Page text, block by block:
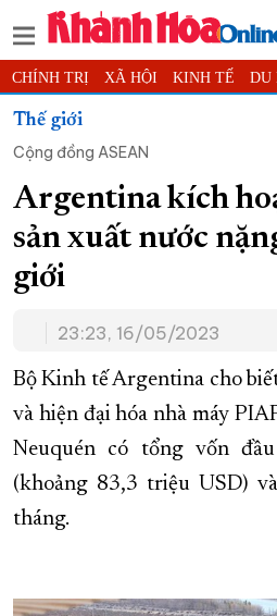
CHÍNH TRỊ XÃ HỘI KINH TẾ DU
THỂ THAO
KHOA HỌC - CÔNG NGHỆ
THẾ GIỚI MULTIMEDIA VIDEO
PODCAST THÔNG TIN - QUẢNG CÁO
QUY HOẠCH TỈNH KHÁNH HÒA
CHUNG TAY CẢI CÁCH HÀNH CHÍNH
XÂY DỰNG NÔNG THÔN MỚI LỊCH
TÀU - XE - MÁY BAY
KỶ NIỆM 370 NĂM XÂY DỰNG VÀ
KHOẢNH KHẮC ĐẸP XỨ TRẦM
XÂY DỰNG KHÁNH HÒA TRỞ
Thế giới
Cộng đồng ASEAN
Argentina kích
sản xuất nước
giới
23:23, 16/05/2023
Bộ Kinh tế Argentina cho
và hiện đại hóa nhà máy
Neuquén có tổng vốn
(khoảng 83,3 triệu USD)
tháng.